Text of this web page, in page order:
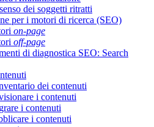
dei soggetti ritratti
per i motori di ricerca (SEO)
on-page
off-page
di diagnostica SEO: Search
dei contenuti
i contenuti
i contenuti
i contenuti